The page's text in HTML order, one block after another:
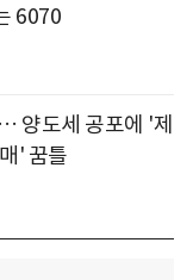
6070
양도세 공포에 '제
' 꿈틀